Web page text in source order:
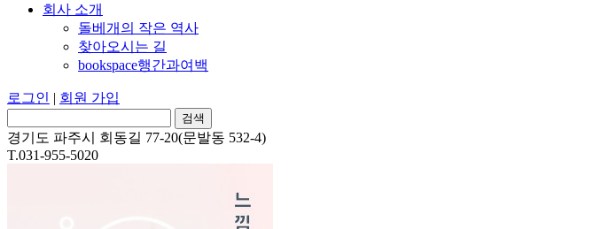
회사 소개
돌베개의 작은 역사
찾아오시는 길
bookspace행간과여백
로그인 | 회원 가입
경기도 파주시 회동길 77-20(문발동 532-4)
T.031-955-5020